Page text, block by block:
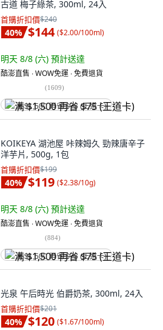
古道 梅子綠茶, 300ml, 24入
首購折扣價$240
40% $144 ($2.00/100ml)
明天 8/8 (六) 預計送達
酷澎直售 ∙ WOW免運 ∙ 免費退貨
(1609)
满 $1,500 再省 $75 (王道卡)
KOIKEYA 湖池屋 咔辣姆久 勁辣唐辛子
洋芋片, 500g, 1包
首購折扣價$199
40% $119 ($2.38/10g)
明天 8/8 (六) 預計送達
酷澎直售 ∙ WOW免運 ∙ 免費退貨
(884)
满 $1,500 再省 $75 (王道卡)
光泉 午后時光 伯爵奶茶, 300ml, 24入
首購折扣價$201
40% $120 ($1.67/100ml)